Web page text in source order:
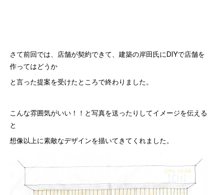
さて前回では、店舗が契約できて、建築の岸田氏にDIYで店舗を
作ってはどうか
と言った提案を受けたところで終わりました。
こんな雰囲気がいい！！と写真を送ったりしてイメージを伝える
と
想像以上に素敵なデザインを描いてきてくれました。